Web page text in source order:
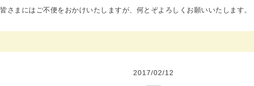
皆さまにはご不便をおかけいたしますが、何とぞよろしくお願いいたします。
2017/02/12